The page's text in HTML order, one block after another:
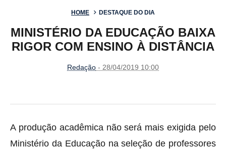
HOME DESTAQUE DO DIA
MINISTÉRIO DA EDUCAÇÃO BAIXA
RIGOR COM ENSINO À DISTÂNCIA
Redação - 28/04/2019 10:00
A produção acadêmica não será mais exigida pelo
Ministério da Educação na seleção de professores